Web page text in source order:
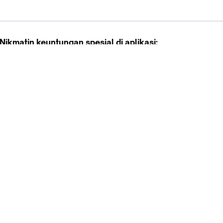
Nikmatin keuntungan spesial di aplikasi: